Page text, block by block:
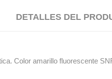
DETALLES DEL
Color amarillo fluorescente